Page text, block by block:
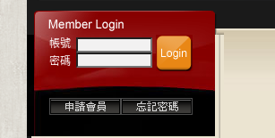
帳號
密碼